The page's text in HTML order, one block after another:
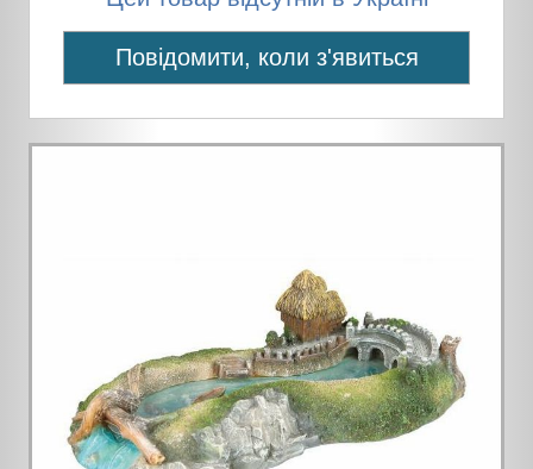
Повідомити, коли з'явиться